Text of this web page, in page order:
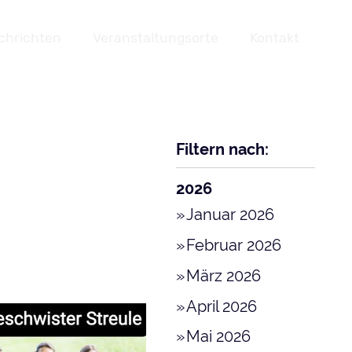
Filtern nach:
2026
Januar 2026
Februar 2026
März 2026
April 2026
Mai 2026